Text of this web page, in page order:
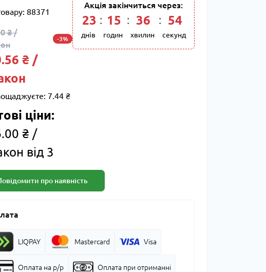
88371
₴ /
-3%
₴ /
7.44 ₴
ціни:
₴ /
від 3
Акція закінчиться через:
23
днів
: 15
годин
: 36
хвилин
: 53
секунд
про наявність
LIQPAY Mastercard Visa
Оплата на р/р Оплата при отриманні